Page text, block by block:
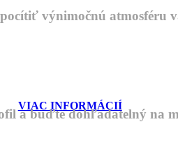
výnimočnú atmosféru
VIAC INFORMÁCIÍ
a buďte dohľadatelný na